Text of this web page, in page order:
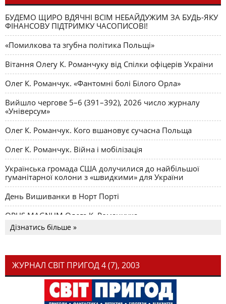
БУДЕМО ЩИРО ВДЯЧНІ ВСІМ НЕБАЙДУЖИМ ЗА БУДЬ-ЯКУ
ФІНАНСОВУ ПІДТРИМКУ ЧАСОПИСОВІ!
«Помилкова та згубна політика Польщі»
Вітання Олегу К. Романчуку від Спілки офіцерів України
Олег К. Романчук. «Фантомні болі Білого Орла»
Вийшло чергове 5–6 (391–392), 2026 число журналу
«Універсум»
Олег К. Романчук. Кого вшановує сучасна Польща
Олег К. Романчук. Війна і мобілізація
Українська громада США долучилися до найбільшої
гуманітарної колони з «швидкими» для України
День Вишиванки в Норт Порті
OPUS MAGNUM Олега К. Романчука
Дізнатись більше »
ЖУРНАЛ СВІТ ПРИГОД 4 (7), 2003